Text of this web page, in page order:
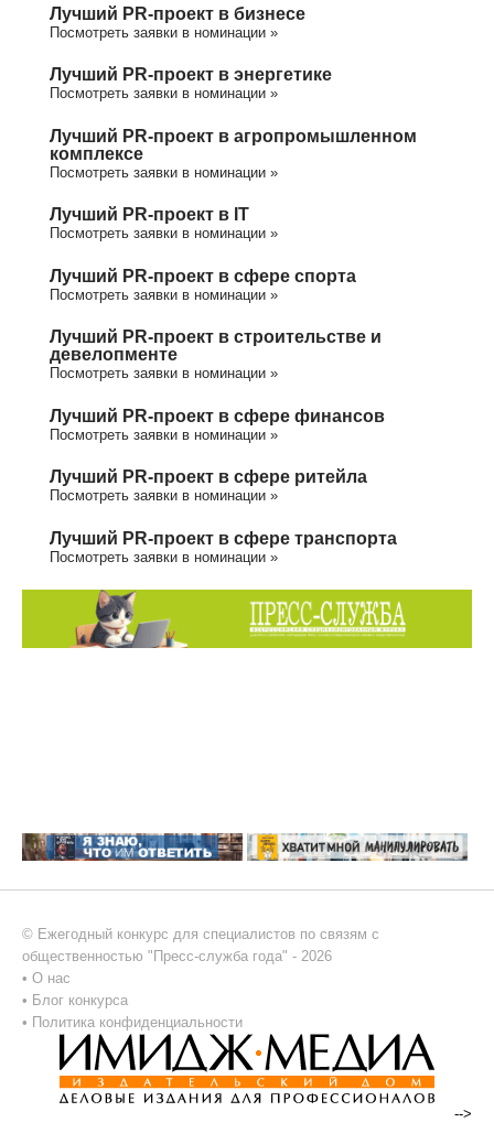
Лучший PR-проект в бизнесе
Посмотреть заявки в номинации »
Лучший PR-проект в энергетике
Посмотреть заявки в номинации »
Лучший PR-проект в агропромышленном
комплексе
Посмотреть заявки в номинации »
Лучший PR-проект в IT
Посмотреть заявки в номинации »
Лучший PR-проект в сфере спорта
Посмотреть заявки в номинации »
Лучший PR-проект в строительстве и
девелопменте
Посмотреть заявки в номинации »
Лучший PR-проект в сфере финансов
Посмотреть заявки в номинации »
Лучший PR-проект в сфере ритейла
Посмотреть заявки в номинации »
Лучший PR-проект в сфере транспорта
Посмотреть заявки в номинации »
© Ежегодный конкурс для специалистов по связям с
общественностью "Пресс-служба года" - 2026
• О нас
• Блог конкурса
• Политика конфиденциальности
-->